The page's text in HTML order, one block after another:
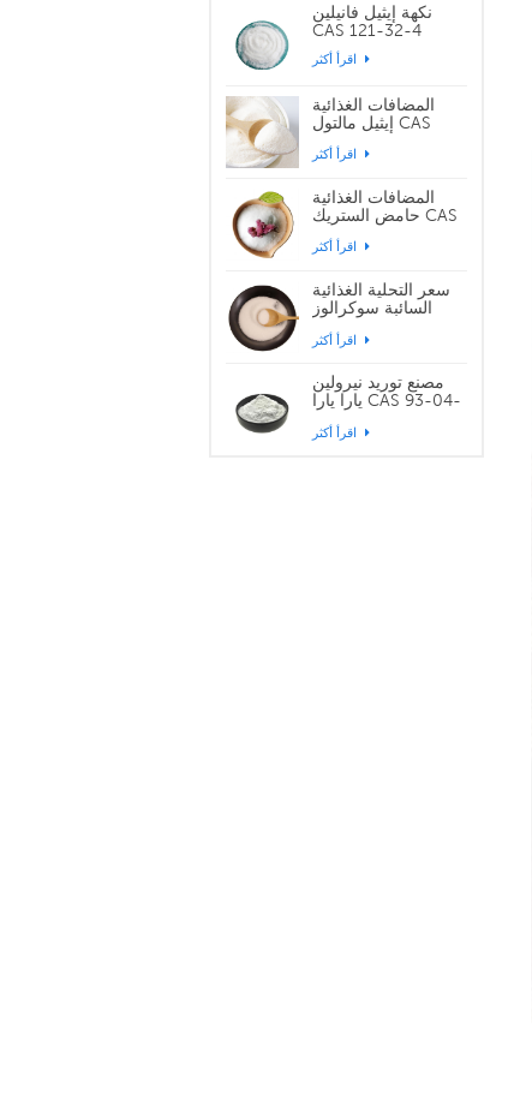
نكهة إيثيل فانيلين
CAS 121-32-4
المضافات الغذائية
إيثيل مالتول CAS
المضافات الغذائية
حامض الستريك CAS
سعر التحلية الغذائية
السائبة سوكرالوز
مصنع توريد نيرولين
يارا يارا CAS 93-04-